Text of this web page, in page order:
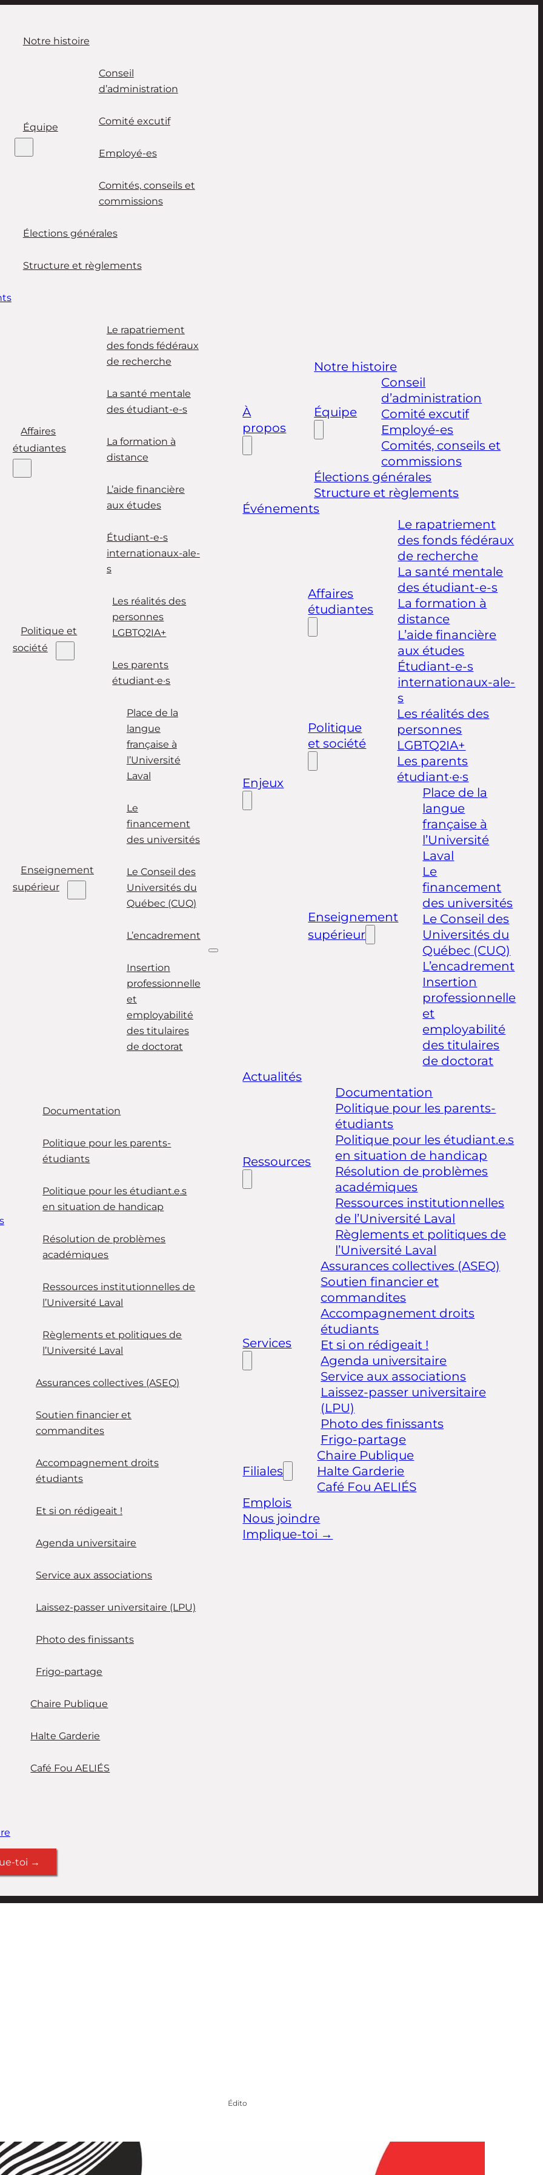
Notre histoire
Équipe
Conseil
d’administration
Comité excutif
Employé-es
Comités, conseils et
commissions
Élections générales
Structure et règlements
Affaires
étudiantes
Le rapatriement
des fonds fédéraux
de recherche
La santé mentale
des étudiant-e-s
La formation à
distance
L’aide financière
aux études
Étudiant-e-s
internationaux-ale-
s
Politique et
société
Les réalités des
personnes
LGBTQ2IA+
Les parents
étudiant·e·s
Enseignement
supérieur
Place de la
langue
française à
l’Université
Laval
Le
financement
des universités
Le Conseil des
Universités du
Québec (CUQ)
L’encadrement
Insertion
professionnelle
et
employabilité
des titulaires
de doctorat
Documentation
Politique pour les parents-
étudiants
Politique pour les étudiant.e.s
en situation de handicap
Résolution de problèmes
académiques
Ressources institutionnelles de
l’Université Laval
Règlements et politiques de
l’Université Laval
Assurances collectives (ASEQ)
Soutien financier et
commandites
Accompagnement droits
étudiants
Et si on rédigeait !
Agenda universitaire
Service aux associations
Laissez-passer universitaire (LPU)
Photo des finissants
Frigo-partage
Chaire Publique
Halte Garderie
Café Fou AELIÉS
toi →
À
propos
Notre histoire
Équipe
Conseil
d’administration
Comité excutif
Employé-es
Comités, conseils et
commissions
Élections générales
Structure et règlements
Événements
Enjeux
Affaires
étudiantes
Le rapatriement
des fonds fédéraux
de recherche
La santé mentale
des étudiant-e-s
La formation à
distance
L’aide financière
aux études
Étudiant-e-s
internationaux-ale-
s
Politique
et société
Les réalités des
personnes
LGBTQ2IA+
Les parents
étudiant·e·s
Enseignement
supérieur
Place de la
langue
française à
l’Université
Laval
Le
financement
des universités
Le Conseil des
Universités du
Québec (CUQ)
L’encadrement
Insertion
professionnelle
et
employabilité
des titulaires
de doctorat
Actualités
Ressources
Documentation
Politique pour les parents-
étudiants
Politique pour les étudiant.e.s
en situation de handicap
Résolution de problèmes
académiques
Ressources institutionnelles
de l’Université Laval
Règlements et politiques de
l’Université Laval
Services
Assurances collectives (ASEQ)
Soutien financier et
commandites
Accompagnement droits
étudiants
Et si on rédigeait !
Agenda universitaire
Service aux associations
Laissez-passer universitaire
(LPU)
Photo des finissants
Frigo-partage
Filiales
Chaire Publique
Halte Garderie
Café Fou AELIÉS
Emplois
Nous joindre
Implique-toi →
Édito